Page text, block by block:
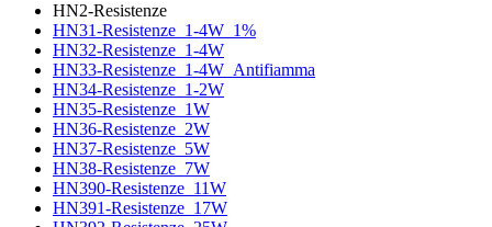
HN2-Resistenze
HN31-Resistenze_1-4W_1%
HN32-Resistenze_1-4W
HN33-Resistenze_1-4W_Antifiamma
HN34-Resistenze_1-2W
HN35-Resistenze_1W
HN36-Resistenze_2W
HN37-Resistenze_5W
HN38-Resistenze_7W
HN390-Resistenze_11W
HN391-Resistenze_17W